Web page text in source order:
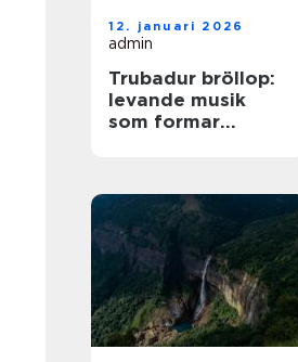
12. januari 2026
admin
Trubadur bröllop:
levande musik
som formar